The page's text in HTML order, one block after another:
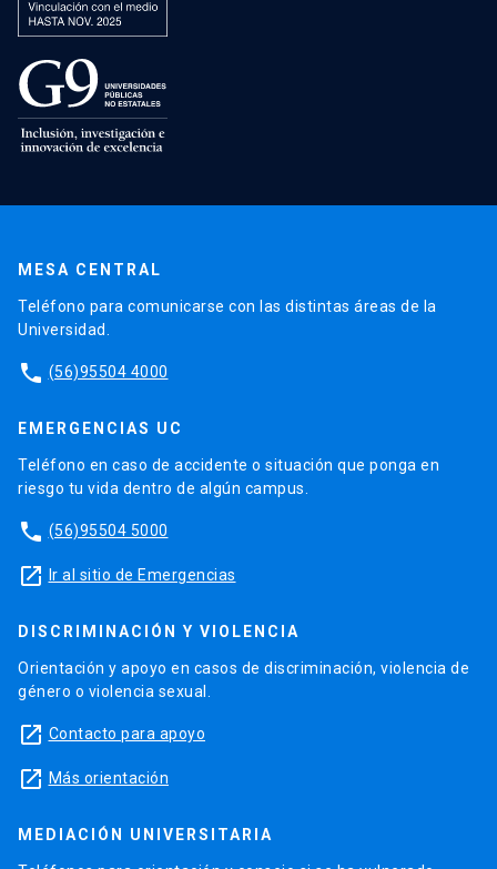
MESA CENTRAL
Teléfono para comunicarse con las distintas áreas de la
Universidad.
phone (56)95504 4000
EMERGENCIAS UC
Teléfono en caso de accidente o situación que ponga en
riesgo tu vida dentro de algún campus.
phone (56)95504 5000
launch Ir al sitio de Emergencias
DISCRIMINACIÓN Y VIOLENCIA
Orientación y apoyo en casos de discriminación, violencia de
género o violencia sexual.
launch Contacto para apoyo
launch Más orientación
MEDIACIÓN UNIVERSITARIA